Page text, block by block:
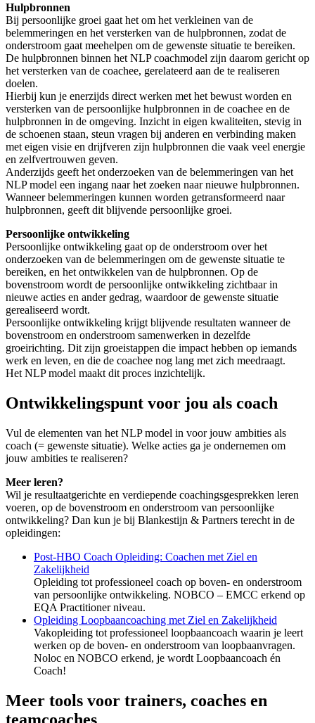
Hulpbronnen
Bij persoonlijke groei gaat het om het verkleinen van de
belemmeringen en het versterken van de hulpbronnen, zodat de
onderstroom gaat meehelpen om de gewenste situatie te bereiken.
De hulpbronnen binnen het NLP coachmodel zijn daarom gericht op
het versterken van de coachee, gerelateerd aan de te realiseren
doelen.
Hierbij kun je enerzijds direct werken met het bewust worden en
versterken van de persoonlijke hulpbronnen in de coachee en de
hulpbronnen in de omgeving. Inzicht in eigen kwaliteiten, stevig in
de schoenen staan, steun vragen bij anderen en verbinding maken
met eigen visie en drijfveren zijn hulpbronnen die vaak veel energie
en zelfvertrouwen geven.
Anderzijds geeft het onderzoeken van de belemmeringen van het
NLP model een ingang naar het zoeken naar nieuwe hulpbronnen.
Wanneer belemmeringen kunnen worden getransformeerd naar
hulpbronnen, geeft dit blijvende persoonlijke groei.
Persoonlijke ontwikkeling
Persoonlijke ontwikkeling gaat op de onderstroom over het
onderzoeken van de belemmeringen om de gewenste situatie te
bereiken, en het ontwikkelen van de hulpbronnen. Op de
bovenstroom wordt de persoonlijke ontwikkeling zichtbaar in
nieuwe acties en ander gedrag, waardoor de gewenste situatie
gerealiseerd wordt.
Persoonlijke ontwikkeling krijgt blijvende resultaten wanneer de
bovenstroom en onderstroom samenwerken in dezelfde
groeirichting. Dit zijn groeistappen die impact hebben op iemands
werk en leven, en die de coachee nog lang met zich meedraagt.
Het NLP model maakt dit proces inzichtelijk.
Ontwikkelingspunt voor jou als coach
Vul de elementen van het NLP model in voor jouw ambities als
coach (= gewenste situatie). Welke acties ga je ondernemen om
jouw ambities te realiseren?
Meer leren?
Wil je resultaatgerichte en verdiepende coachingsgesprekken leren
voeren, op de bovenstroom en onderstroom van persoonlijke
ontwikkeling? Dan kun je bij Blankestijn & Partners terecht in de
opleidingen:
Post-HBO Coach Opleiding: Coachen met Ziel en
Zakelijkheid
Opleiding tot professioneel coach op boven- en onderstroom
van persoonlijke ontwikkeling. NOBCO – EMCC erkend op
EQA Practitioner niveau.
Opleiding Loopbaancoaching met Ziel en Zakelijkheid
Vakopleiding tot professioneel loopbaancoach waarin je leert
werken op de boven- en onderstroom van loopbaanvragen.
Noloc en NOBCO erkend, je wordt Loopbaancoach én
Coach!
Meer tools voor trainers, coaches en
teamcoaches